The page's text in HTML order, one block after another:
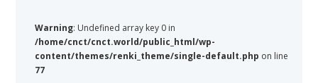
Warning: Undefined array key 0 in
/home/cnct/cnct.world/public_html/wp-
content/themes/renki_theme/single-default.php on line
77